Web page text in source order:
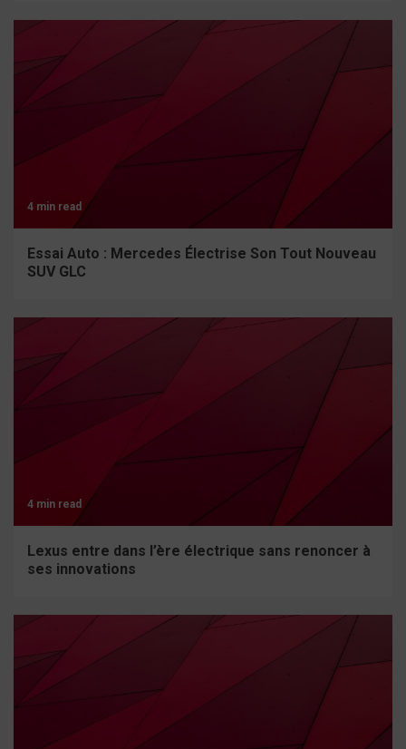
4 min read
Essai Auto : Mercedes Électrise Son Tout Nouveau
SUV GLC
4 min read
Lexus entre dans l’ère électrique sans renoncer à
ses innovations